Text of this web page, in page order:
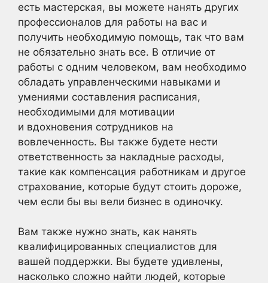
есть мастерская, вы можете нанять других
профессионалов для работы на вас и
получить необходимую помощь, так что вам
не обязательно знать все. В отличие от
работы с одним человеком, вам необходимо
обладать управленческими навыками и
умениями составления расписания,
необходимыми для мотивации
и вдохновения сотрудников на
вовлеченность. Вы также будете нести
ответственность за накладные расходы,
такие как компенсация работникам и другое
страхование, которые будут стоить дороже,
чем если бы вы вели бизнес в одиночку.
Вам также нужно знать, как нанять
квалифицированных специалистов для
вашей поддержки. Вы будете удивлены,
насколько сложно найти людей, которые